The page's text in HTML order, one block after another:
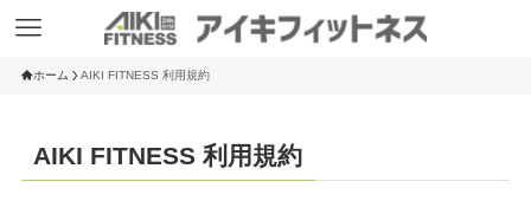
ホーム AIKI FITNESS 利用規約
AIKI FITNESS 利用規約